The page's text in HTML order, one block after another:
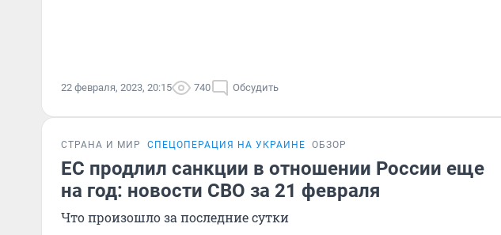
22 февраля, 2023, 20:15 740 Обсудить
СТРАНА И МИР СПЕЦОПЕРАЦИЯ НА УКРАИНЕ ОБЗОР
ЕС продлил санкции в отношении России еще
на год: новости СВО за 21 февраля
Что произошло за последние сутки